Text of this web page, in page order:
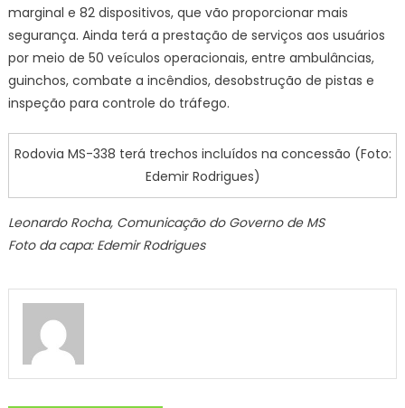
marginal e 82 dispositivos, que vão proporcionar mais
segurança. Ainda terá a prestação de serviços aos usuários
por meio de 50 veículos operacionais, entre ambulâncias,
guinchos, combate a incêndios, desobstrução de pistas e
inspeção para controle do tráfego.
Rodovia MS-338 terá trechos incluídos na concessão (Foto:
Edemir Rodrigues)
Leonardo Rocha, Comunicação do Governo de MS
Foto da capa: Edemir Rodrigues